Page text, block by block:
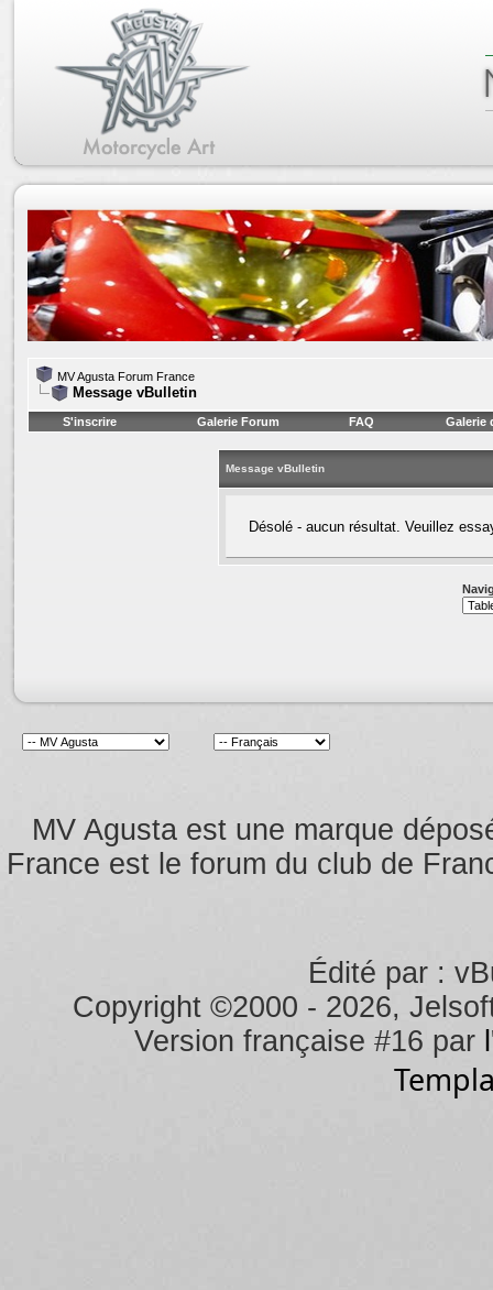
MV Agusta Forum France
Message vBulletin
S'inscrire Galerie Forum FAQ Galerie
Message vBulletin
Désolé - aucun résultat. Veuillez
MV Agusta est une marque
France est le forum du club de
Édité par :
Copyright ©2000 - 2026,
Version française #16 par